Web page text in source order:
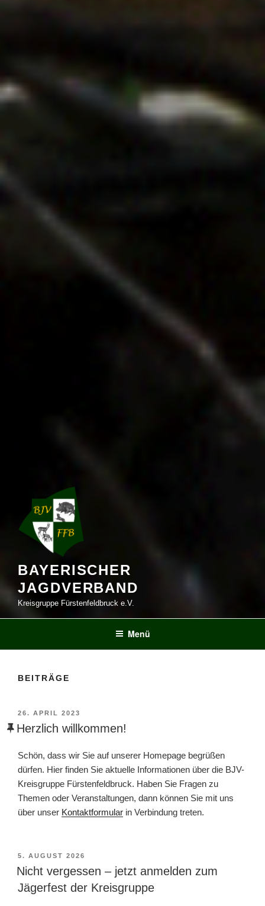
BAYERISCHER
JAGDVERBAND
Kreisgruppe Fürstenfeldbruck e.V.
Menü
BEITRÄGE
VERÖFFENTLICHT
AM
26. APRIL 2023
Herzlich willkommen!
Schön, dass wir Sie auf unserer Homepage begrüßen
dürfen. Hier finden Sie aktuelle Informationen über die BJV-
Kreisgruppe Fürstenfeldbruck. Haben Sie Fragen zu
Themen oder Veranstaltungen, dann können Sie mit uns
über unser Kontaktformular in Verbindung treten.
VERÖFFENTLICHT
AM
5. AUGUST 2026
Nicht vergessen – jetzt anmelden zum
Jägerfest der Kreisgruppe